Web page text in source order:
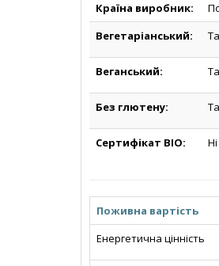
Країна виробник:
Вегетаріанський:
Веганський:
Без глютену:
Сертифікат BIO: Ні
Поживна вартість
Енергетична цінність